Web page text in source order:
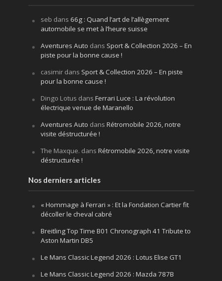
seb dans 66g : Quand l’art de l’allègement
automobile se met à l’heure suisse
Aventures Auto dans Sport & Collection 2026 – En
piste pour la bonne cause !
casimirdans Sport & Collection 2026 – En piste
pour la bonne cause !
Dingo Lotus dans Ferrari Luce : La révolution
électrique venue de Maranello
Aventures Auto dans Rétromobile 2026, notre
visite déstructurée !
The Maxque. dans Rétromobile 2026, notre visite
déstructurée !
Nos derniers articles
« Hommage à Ferrari » : Et la Fondation Cartier fit
décoller le cheval cabré
Breitling Top Time B01 Chronograph 41 Tribute to
Aston Martin DB5
Le Mans Classic Legend 2026 : Lotus Elise GT1
Le Mans Classic Legend 2026 : Mazda 787B